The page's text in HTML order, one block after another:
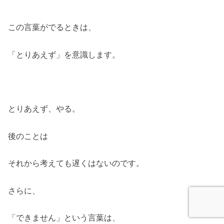
この言葉がでるときは、
「とりあえず」を意識します。
とりあえず、やる。
後のことは
それから考えても遅くはないのです。
さらに、
「できません」という言葉は、